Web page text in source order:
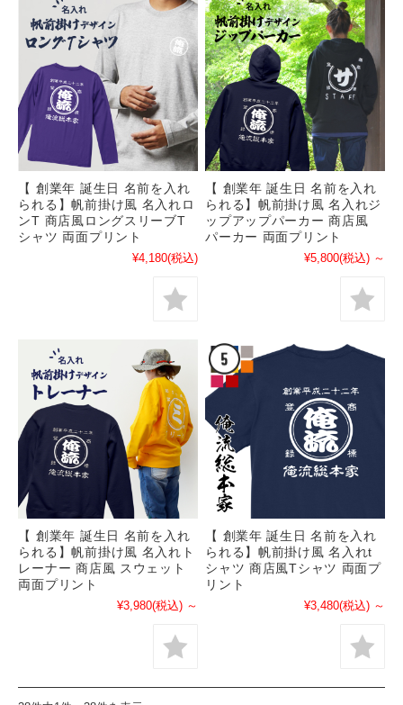
【 創業年 誕生日 名前を入れ
られる】帆前掛け風 名入れロ
ンT 商店風ロングスリーブT
シャツ 両面プリント
¥4,180(税込)
【 創業年 誕生日 名前を入れ
られる】帆前掛け風 名入れジ
ップアップパーカー 商店風
パーカー 両面プリント
¥5,800(税込) ～
【 創業年 誕生日 名前を入れ
られる】帆前掛け風 名入れト
レーナー 商店風 スウェット
両面プリント
¥3,980(税込) ～
【 創業年 誕生日 名前を入れ
られる】帆前掛け風 名入れt
シャツ 商店風Tシャツ 両面プ
リント
¥3,480(税込) ～